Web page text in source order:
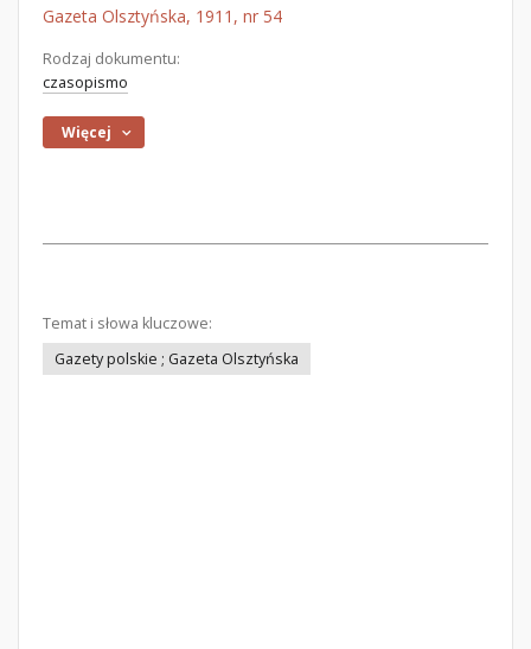
Gazeta Olsztyńska, 1911, nr 54
Rodzaj dokumentu:
czasopismo
Więcej
Temat i słowa kluczowe:
Gazety polskie ; Gazeta Olsztyńska